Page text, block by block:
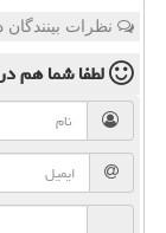
نظرات
لطفا شما هم